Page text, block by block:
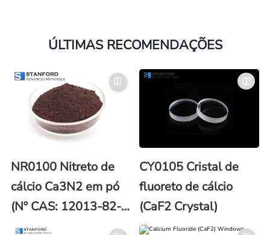
ÚLTIMAS RECOMENDAÇÕES
NR0100 Nitreto de
cálcio Ca3N2 em pó
(Nº CAS: 12013-82-
0)
CY0105 Cristal de
fluoreto de cálcio
(CaF2 Crystal)